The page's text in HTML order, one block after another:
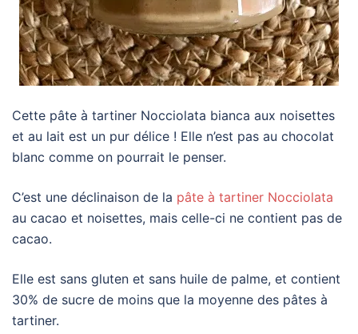
Cette pâte à tartiner Nocciolata bianca aux noisettes
et au lait est un pur délice ! Elle n’est pas au chocolat
blanc comme on pourrait le penser.
C’est une déclinaison de la pâte à tartiner Nocciolata
au cacao et noisettes, mais celle-ci ne contient pas de
cacao.
Elle est sans gluten et sans huile de palme, et contient
30% de sucre de moins que la moyenne des pâtes à
tartiner.